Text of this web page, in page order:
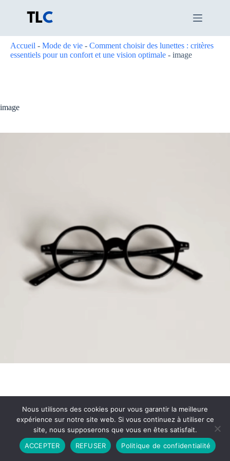
Accueil - Mode de vie - Comment choisir des lunettes : critères
essentiels pour un confort et une vision optimale - image
image
Partenariat Contact
Politique de Confidentialité
CGU
Copyright © 2026 - Propulsé par DIEUDUDIABLE
Nous utilisons des cookies pour vous garantir la meilleure
expérience sur notre site web. Si vous continuez à utiliser ce
site, nous supposerons que vous en êtes satisfait.
ACCEPTER
REFUSER Politique de confidentialité